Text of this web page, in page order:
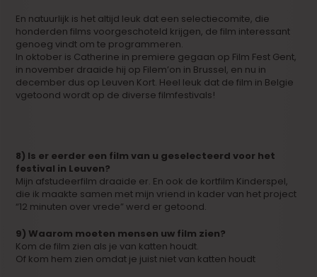
En natuurlijk is het altijd leuk dat een selectiecomite, die
honderden films voorgeschoteld krijgen, de film interessant
genoeg vindt om te programmeren.
In oktober is Catherine in premiere gegaan op Film Fest Gent,
in november draaide hij op Filem’on in Brussel, en nu in
december dus op Leuven Kort. Heel leuk dat de film in Belgie
vgetoond wordt op de diverse filmfestivals!
8) Is er eerder een film van u geselecteerd voor het
festival in Leuven?
Mijn afstudeerfilm draaide er. En ook de kortfilm Kinderspel,
die ik maakte samen met mijn vriend in kader van het project
“12 minuten over vrede” werd er getoond.
9) Waarom moeten mensen uw film zien?
Kom de film zien als je van katten houdt.
Of kom hem zien omdat je juist niet van katten houdt